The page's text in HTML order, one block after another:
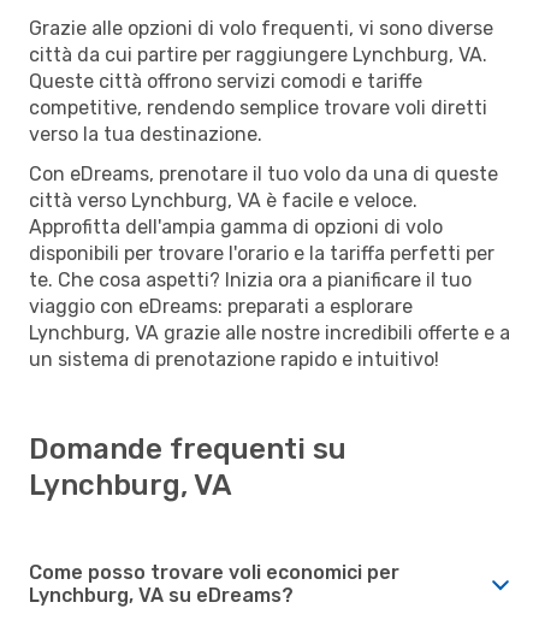
Grazie alle opzioni di volo frequenti, vi sono diverse
città da cui partire per raggiungere Lynchburg, VA.
Queste città offrono servizi comodi e tariffe
competitive, rendendo semplice trovare voli diretti
verso la tua destinazione.
Con eDreams, prenotare il tuo volo da una di queste
città verso Lynchburg, VA è facile e veloce.
Approfitta dell'ampia gamma di opzioni di volo
disponibili per trovare l'orario e la tariffa perfetti per
te. Che cosa aspetti? Inizia ora a pianificare il tuo
viaggio con eDreams: preparati a esplorare
Lynchburg, VA grazie alle nostre incredibili offerte e a
un sistema di prenotazione rapido e intuitivo!
Domande frequenti su
Lynchburg, VA
Come posso trovare voli economici per
Lynchburg, VA su eDreams?